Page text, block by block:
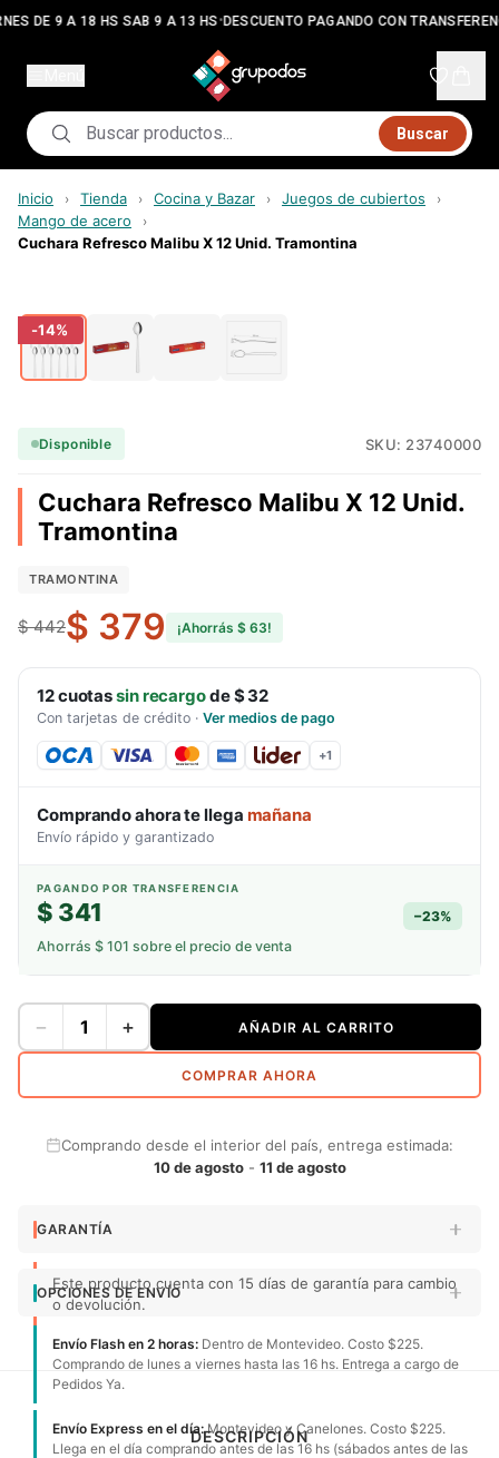
DE 9 A 18 HS SAB 9 A 13 HS•DESCUENTO PAGANDO CON
Buscar
Inicio › Tienda › Cocina y Bazar › Juegos de cubiertos ›
Mango de acero ›
Cuchara Refresco Malibu X 12 Unid. Tramontina
-14%
Disponible SKU: 23740000
Cuchara Refresco Malibu X 12 Unid.
Tramontina
TRAMONTINA
$ 442$ 379 ¡Ahorrás $ 63!
12cuotassin recargode$ 32
Con tarjetas de crédito · Ver medios de pago
+1
Comprando ahora te llega mañana
Envío rápido y garantizado
PAGANDO POR TRANSFERENCIA
$ 341 −23%
Ahorrás $ 101 sobre el precio de venta
− + AÑADIR AL CARRITO
COMPRAR AHORA
Comprando desde el interior del país, entrega estimada:
10 de agosto- 11 de agosto
GARANTÍA
Este producto cuenta con 15 días de garantía para cambio
o devolución.
OPCIONES DE ENVÍO
Envío Flash en 2 horas: Dentro de Montevideo. Costo $225.
Comprando de lunes a viernes hasta las 16 hs. Entrega a cargo de
Pedidos Ya.
Envío Express en el día:Montevideo y Canelones. Costo $225.
Llega en el día comprando antes de las 16 hs (sábados antes de las
DESCRIPCIÓN